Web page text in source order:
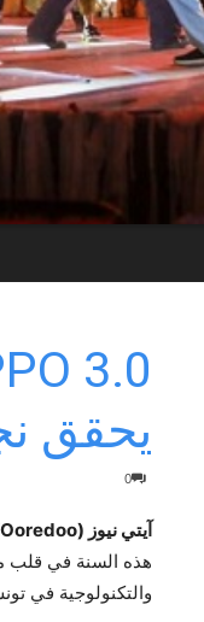
3.0
يحقق
0
آيتي نيوز (Ooredoo) –
والتكنولوجية في